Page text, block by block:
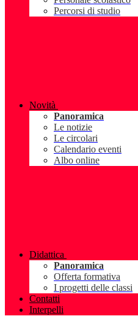
Percorsi di studio
Novità
Panoramica
Le notizie
Le circolari
Calendario eventi
Albo online
Didattica
Panoramica
Offerta formativa
I progetti delle classi
Contatti
Interpelli